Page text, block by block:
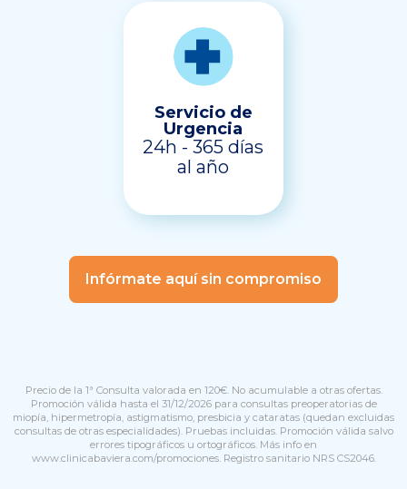
Servicio de
Urgencia
24h - 365 días
al año
Infórmate aquí sin compromiso
Precio de la 1ª Consulta valorada en 120€. No acumulable a otras ofertas.
Promoción válida hasta el 31/12/2026 para consultas preoperatorias de
miopía, hipermetropía, astigmatismo, presbicia y cataratas (quedan excluidas
consultas de otras especialidades). Pruebas incluidas. Promoción válida salvo
errores tipográficos u ortográficos. Más info en
www.clinicabaviera.com/promociones. Registro sanitario NRS CS2046.